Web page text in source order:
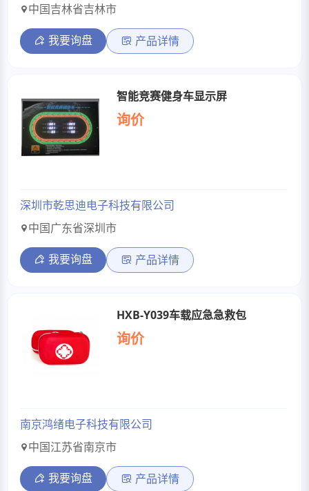
中国吉林省吉林市
我要询盘 产品详情
智能竞赛健身车显示屏
询价
深圳市乾思迪电子科技有限公司
中国广东省深圳市
我要询盘 产品详情
HXB-Y039车载应急急救包
询价
南京鸿绪电子科技有限公司
中国江苏省南京市
我要询盘 产品详情